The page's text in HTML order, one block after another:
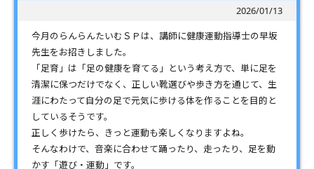
2026/01/13
今月のらんらんたいむＳＰは、講師に健康運動指導士の早坂
先生をお招きしました。
「足育」は「足の健康を育てる」という考え方で、単に足を
清潔に保つだけでなく、正しい靴選びや歩き方を通じて、生
涯にわたって自分の足で元気に歩ける体を作ることを目的と
しているそうです。
正しく歩けたら、きっと運動も楽しくなりますよね。
そんなわけで、音楽に合わせて踊ったり、走ったり、足を動
かす「遊び・運動」です。